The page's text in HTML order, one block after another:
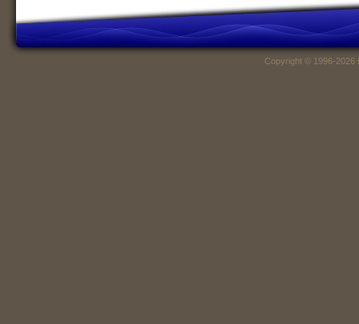
Copyright © 1996-2026